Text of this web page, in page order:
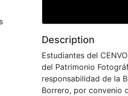
Description
Estudiantes del
del Patrimonio
responsabilidad de la
Borrero, por convenio